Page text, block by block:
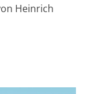
Heinrich